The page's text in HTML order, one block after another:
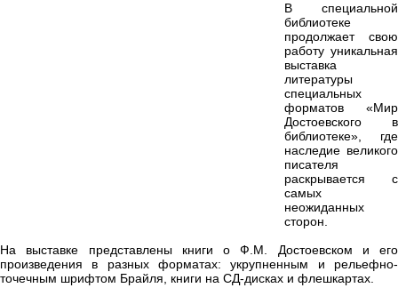
В специальной
библиотеке
продолжает свою
работу уникальная
выставка
литературы
специальных
форматов «Мир
Достоевского в
библиотеке», где
наследие великого
писателя
раскрывается с
самых
неожиданных
сторон.
На выставке представлены книги о Ф.М. Достоевском и его
произведения в разных форматах: укрупненным и рельефно-
точечным шрифтом Брайля, книги на СД-дисках и флешкартах.